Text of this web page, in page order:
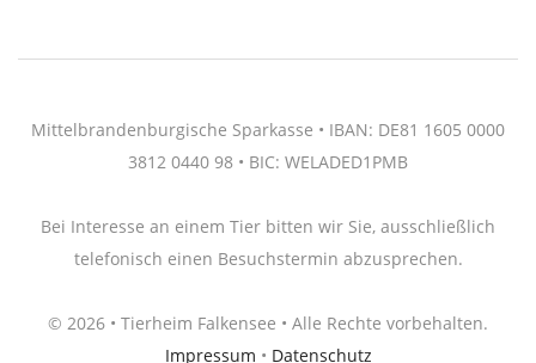
Mittelbrandenburgische Sparkasse • IBAN: DE81 1605 0000
3812 0440 98 • BIC: WELADED1PMB
Bei Interesse an einem Tier bitten wir Sie, ausschließlich
telefonisch einen Besuchstermin abzusprechen.
© 2026 • Tierheim Falkensee • Alle Rechte vorbehalten.
Impressum • Datenschutz